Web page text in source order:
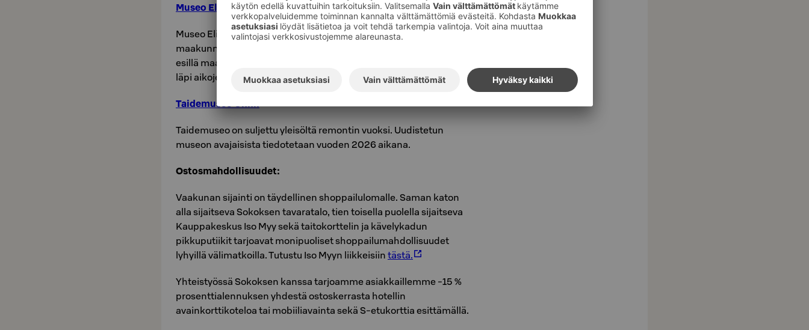
Museo Eliel:
Museo Eliel tarjoaa elämyksiä ja oivalluksia Pohjois-Karjalan
maakunnan historiasta, ja nykypäivästä. Näyttelysisällöissä ovat
esillä maakunnan moninaiset äänet, kuvankaunis luonto ja elämä
läpi aikojen.
Taidemuseo Onni:
Taidemuseo on suljettu yleisöltä remontin vuoksi. Uudistetun
museon avajaisista tiedotetaan vuoden 2026 aikana.
Ostosmahdollisuudet:
Vaakunan sijainti on täydellinen shoppailulomalle. Saman katon
alla sijaitseva Sokoksen tavaratalo, tien toisella puolella sijaitseva
Kauppakeskus Iso Myy sekä taitokorttelin ja kävelykadun
pikkuputiikit tarjoavat monipuoliset shoppailumahdollisuudet
lyhyillä välimatkoilla. Tutustu Iso Myyn liikkeisiin tästä.
Yhteistyössä Sokoksen kanssa tarjoamme asiakkaillemme -15 %
prosenttialennuksen yhdestä ostoskerrasta hotellin
avainkorttikoteloa tai mobiiliavainta sekä S-etukorttia esittämällä.